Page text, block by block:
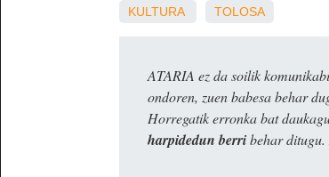
KULTURA TOLOSA
ATARIA ez da soilik
ondoren, zuen babesa behar
Horregatik erronka bat
harpidedun berribehar ditugu.